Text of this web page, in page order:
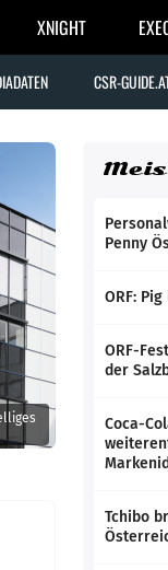
XNIGHT
CSR-
Penny
ORF:
ORF-
der
Coca-
Tchibo